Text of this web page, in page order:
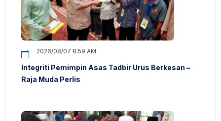
2026/08/07 8:59 AM
Integriti Pemimpin Asas Tadbir Urus Berkesan –
Raja Muda Perlis